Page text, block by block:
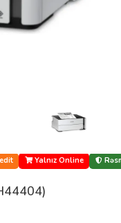
Yalnız Online